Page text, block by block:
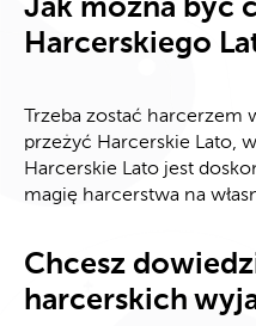
Jak można być
Harcerskiego
Trzeba zostać harcerzem
przeżyć Harcerskie Lato,
Harcerskie Lato jest
magię harcerstwa na
Chcesz
harcerskich